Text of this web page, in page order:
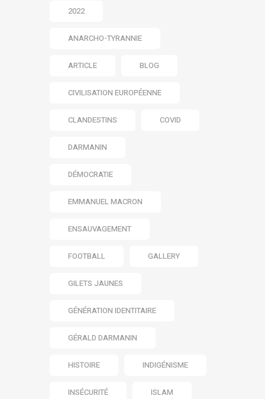
2022
ANARCHO-TYRANNIE
ARTICLE BLOG
CIVILISATION EUROPÉENNE
CLANDESTINS COVID
DARMANIN
DÉMOCRATIE
EMMANUEL MACRON
ENSAUVAGEMENT
FOOTBALL GALLERY
GILETS JAUNES
GÉNÉRATION IDENTITAIRE
GÉRALD DARMANIN
HISTOIRE INDIGÉNISME
INSÉCURITÉ ISLAM